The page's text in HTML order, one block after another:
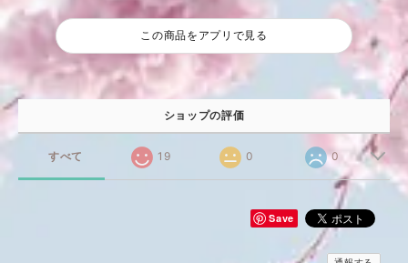
この商品をアプリで見る
ショップの評価
すべて 19 0 0
Save